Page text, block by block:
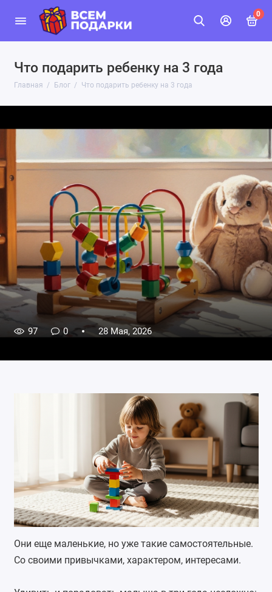
0
Что подарить ребенку на 3 года
Главная Блог Что подарить ребенку на 3 года
97 0 28 Мая, 2026
Они еще маленькие, но уже такие самостоятельные.
Со своими привычками, характером, интересами.